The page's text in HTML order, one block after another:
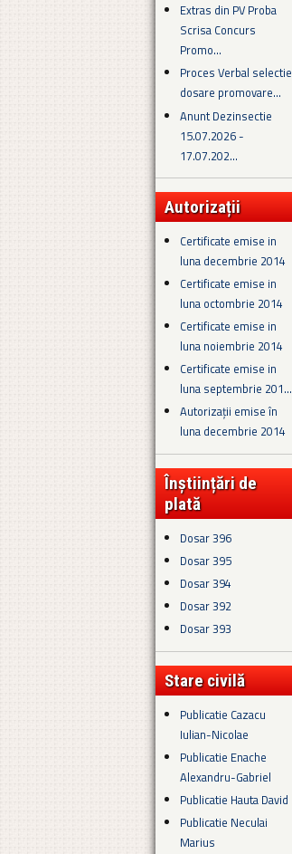
Extras din PV Proba
Scrisa Concurs
Promo...
Proces Verbal selectie
dosare promovare...
Anunt Dezinsectie
15.07.2026 -
17.07.202...
Autorizații
Certificate emise in
luna decembrie 2014
Certificate emise in
luna octombrie 2014
Certificate emise in
luna noiembrie 2014
Certificate emise in
luna septembrie 201...
Autorizații emise în
luna decembrie 2014
Înștiințări de
plată
Dosar 396
Dosar 395
Dosar 394
Dosar 392
Dosar 393
Stare civilă
Publicatie Cazacu
Iulian-Nicolae
Publicatie Enache
Alexandru-Gabriel
Publicatie Hauta David
Publicatie Neculai
Marius